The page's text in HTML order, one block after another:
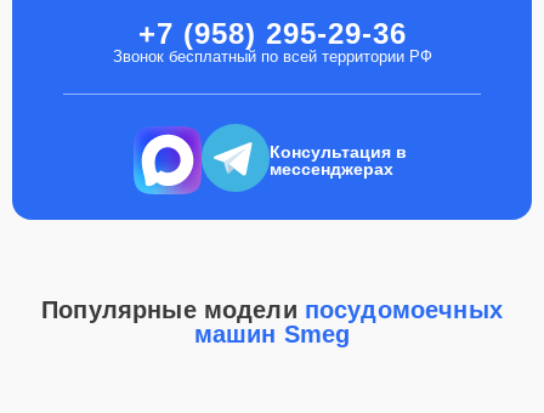
+7 (958) 295-29-36
Звонок бесплатный по всей территории РФ
Консультация в
мессенджерах
Популярные модели посудомоечных
машин Smeg